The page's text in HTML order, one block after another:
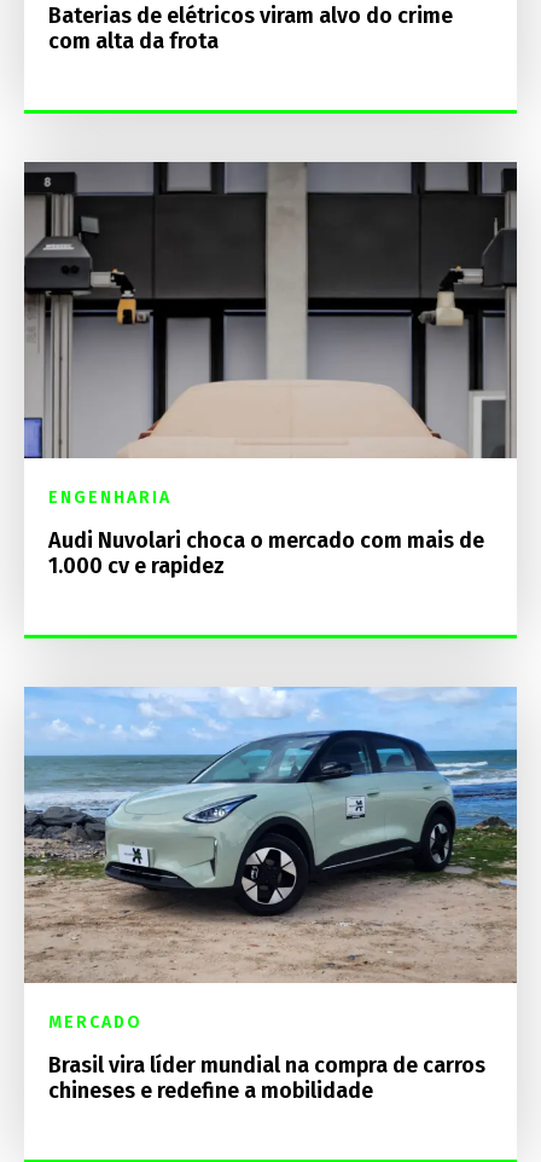
Baterias de elétricos viram alvo do crime
com alta da frota
ENGENHARIA
Audi Nuvolari choca o mercado com mais de
1.000 cv e rapidez
MERCADO
Brasil vira líder mundial na compra de carros
chineses e redefine a mobilidade